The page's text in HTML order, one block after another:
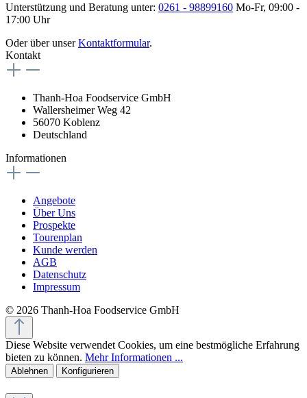
Unterstützung und Beratung unter: 0261 - 98899160 Mo-Fr, 09:00 -
17:00 Uhr
Oder über unserKontaktformular.
Kontakt
Thanh-Hoa Foodservice GmbH
Wallersheimer Weg 42
56070 Koblenz
Deutschland
Informationen
Angebote
Über Uns
Prospekte
Tourenplan
Kunde werden
AGB
Datenschutz
Impressum
© 2026 Thanh-Hoa Foodservice GmbH
Diese Website verwendet Cookies, um eine bestmögliche Erfahrung
bieten zu können. Mehr Informationen ...
Ablehnen Konfigurieren